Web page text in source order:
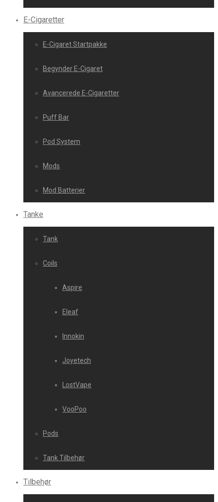
E-Cigaretter
E-Cigaret Startpakke
Begynder E-Cigaret
Avancerede E-Cigaretter
Puff Bar
Pod System
Mods
Mod Batterier
Tanke
Tank
Coils
Aspire
Eleaf
Innokin
Joyetech
LostVape
VooPoo
Pods
Tank Tilbehør
Tilbehør